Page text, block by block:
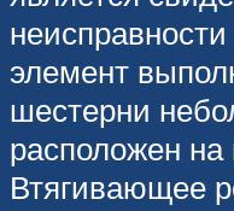
элемент
шестерни
расположен на
Втягивающее